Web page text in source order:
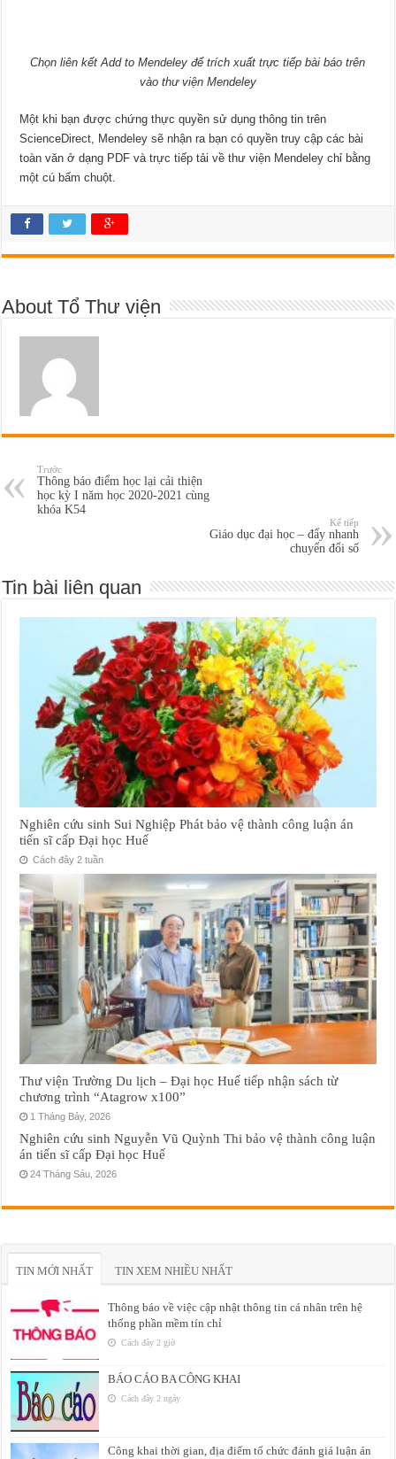
Chọn liên kết Add to Mendeley để trích xuất trực tiếp bài báo trên
vào thư viện Mendeley
Một khi bạn được chứng thực quyền sử dụng thông tin trên
ScienceDirect, Mendeley sẽ nhận ra bạn có quyền truy cập các bài
toàn văn ở dạng PDF và trực tiếp tải về thư viện Mendeley chỉ bằng
một cú bấm chuột.
About Tổ Thư viện
Trước
Thông báo điểm học lại cải thiện
học kỳ I năm học 2020-2021 cùng
khóa K54
Kế tiếp
Giáo dục đại học – đẩy nhanh
chuyển đổi số
Tin bài liên quan
Nghiên cứu sinh Sui Nghiệp Phát bảo vệ thành công luận án
tiến sĩ cấp Đại học Huế
Cách đây 2 tuần
Thư viện Trường Du lịch – Đại học Huế tiếp nhận sách từ
chương trình “Atagrow x100”
1 Tháng Bảy, 2026
Nghiên cứu sinh Nguyễn Vũ Quỳnh Thi bảo vệ thành công luận
án tiến sĩ cấp Đại học Huế
24 Tháng Sáu, 2026
TIN MỚI NHẤT TIN XEM NHIỀU NHẤT
Thông báo về việc cập nhật thông tin cá nhân trên hệ
thống phần mềm tín chỉ
Cách đây 2 giờ
BÁO CÁO BA CÔNG KHAI
Cách đây 2 ngày
Công khai thời gian, địa điểm tổ chức đánh giá luận án